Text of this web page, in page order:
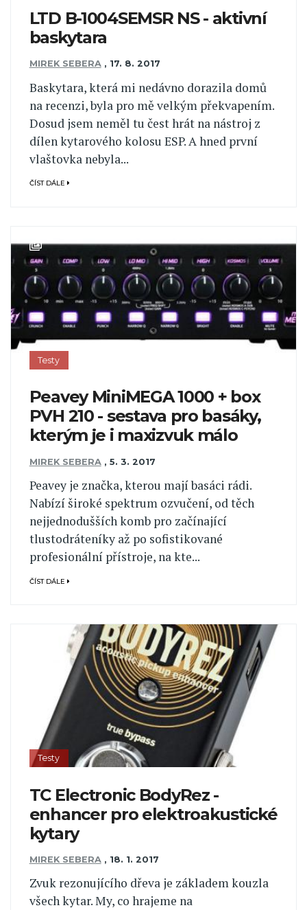
LTD B-1004SEMSR NS - aktivní
baskytara
MIREK SEBERA , 17. 8. 2017
Baskytara, která mi nedávno dorazila domů
na recenzi, byla pro mě velkým překvapením.
Dosud jsem neměl tu čest hrát na nástroj z
dílen kytarového kolosu ESP. A hned první
vlaštovka nebyla...
ČÍST DÁLE
Testy
Peavey MiniMEGA 1000 + box
PVH 210 - sestava pro basáky,
kterým je i maxizvuk málo
MIREK SEBERA , 5. 3. 2017
Peavey je značka, kterou mají basáci rádi.
Nabízí široké spektrum ozvučení, od těch
nejjednodušších komb pro začínající
tlustodráteníky až po sofistikované
profesionální přístroje, na kte...
ČÍST DÁLE
Testy
TC Electronic BodyRez -
enhancer pro elektroakustické
kytary
MIREK SEBERA , 18. 1. 2017
Zvuk rezonujícího dřeva je základem kouzla
všech kytar. My, co hrajeme na